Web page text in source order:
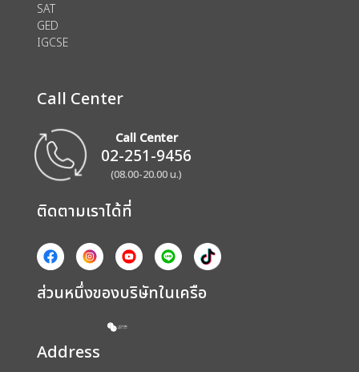
SAT
GED
IGCSE
Call Center
Call Center
02-251-9456
(08.00-20.00 น.)
ติดตามเราได้ที่
ส่วนหนึ่งของบริษัทในเครือ
Address